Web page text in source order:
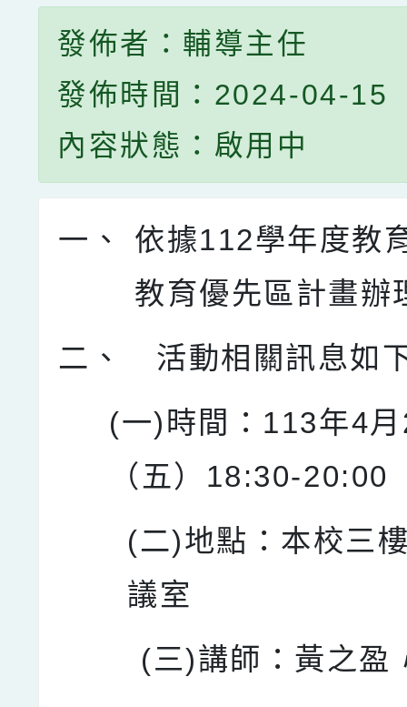
發佈者：輔導主任
發佈時間：2024-04-15
內容狀態：啟用中
一、
依據112學年度教
教育優先區計畫辦
二、
活動相關訊息如
(一)時間：113年4
（五）18:30-20:00
(二)地點：本校三
議室
(三)講師：黃之盈